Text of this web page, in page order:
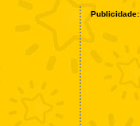
Publicidade: